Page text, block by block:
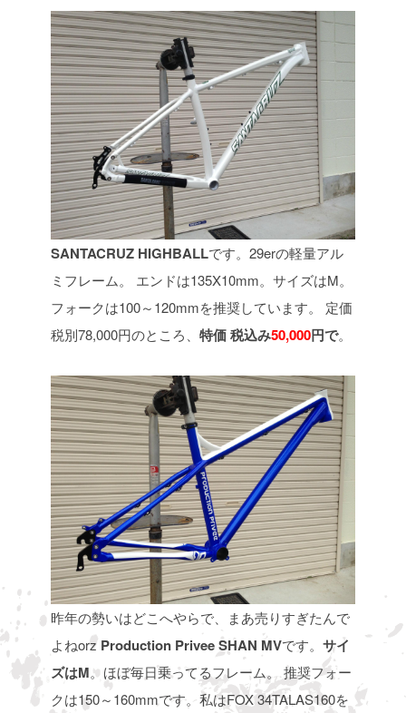
SANTACRUZ HIGHBALLです。29erの軽量アル
ミフレーム。
エンドは135X10mm。サイズはM。
フォークは100～120mmを推奨しています。
定価
税別78,000円のところ、 特価 税込み50,000円で。
昨年の勢いはどこへやらで、まあ売りすぎたんで
よねorz Production Privee SHAN MVです。 サイ
ズはM。ほぼ毎日乗ってるフレーム。推奨フォー
クは150～160mmです。私はFOX 34TALAS160を